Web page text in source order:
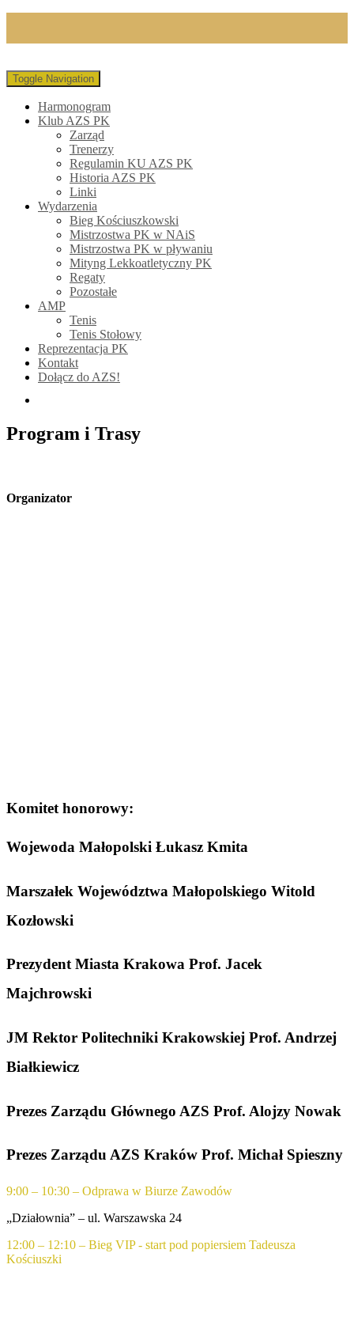
Toggle Navigation
Harmonogram
Klub AZS PK
Zarząd
Trenerzy
Regulamin KU AZS PK
Historia AZS PK
Linki
Wydarzenia
Bieg Kościuszkowski
Mistrzostwa PK w NAiS
Mistrzostwa PK w pływaniu
Mityng Lekkoatletyczny PK
Regaty
Pozostałe
AMP
Tenis
Tenis Stołowy
Reprezentacja PK
Kontakt
Dołącz do AZS!
Program i Trasy
Organizator
Komitet honorowy:
Wojewoda Małopolski Łukasz Kmita
Marszałek Województwa Małopolskiego Witold
Kozłowski
Prezydent Miasta Krakowa Prof. Jacek
Majchrowski
JM Rektor Politechniki Krakowskiej Prof. Andrzej
Białkiewicz
Prezes Zarządu Głównego AZS Prof. Alojzy Nowak
Prezes Zarządu AZS Kraków Prof. Michał Spieszny
9:00 – 10:30 – Odprawa w Biurze Zawodów
„Działownia” – ul. Warszawska 24
12:00 – 12:10 – Bieg VIP - start pod popiersiem Tadeusza
Kościuszki